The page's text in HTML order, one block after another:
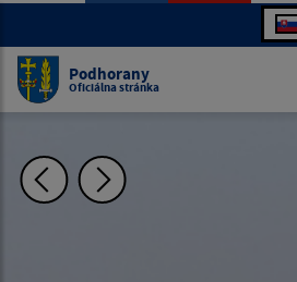
Podhorany
Oficiálna stránka